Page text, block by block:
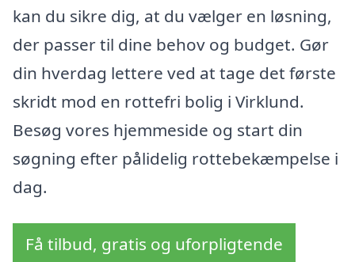
kan du sikre dig, at du vælger en løsning,
der passer til dine behov og budget. Gør
din hverdag lettere ved at tage det første
skridt mod en rottefri bolig i Virklund.
Besøg vores hjemmeside og start din
søgning efter pålidelig rottebekæmpelse i
dag.
Få tilbud, gratis og uforpligtende